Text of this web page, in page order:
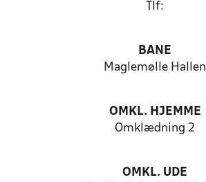
Tlf:
BANE
Maglemølle Hallen
OMKL. HJEMME
Omklædning 2
OMKL. UDE